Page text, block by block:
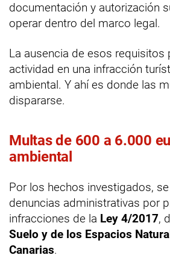
documentación y autorización
operar dentro del marco legal.
La ausencia de esos requisitos
actividad en una infracción
ambiental. Y ahí es donde las
dispararse.
Multas de 600 a 6.000
ambiental
Por los hechos investigados,
denuncias administrativas por
infracciones de la Ley 4/2017,
Suelo y de los Espacios
Canarias.